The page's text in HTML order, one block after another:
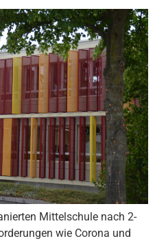
Mittelschule nach 2-
wie Corona und